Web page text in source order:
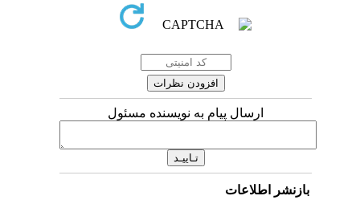
ارسال پیام به نویسنده مسئول
بازنشر اطلاعات